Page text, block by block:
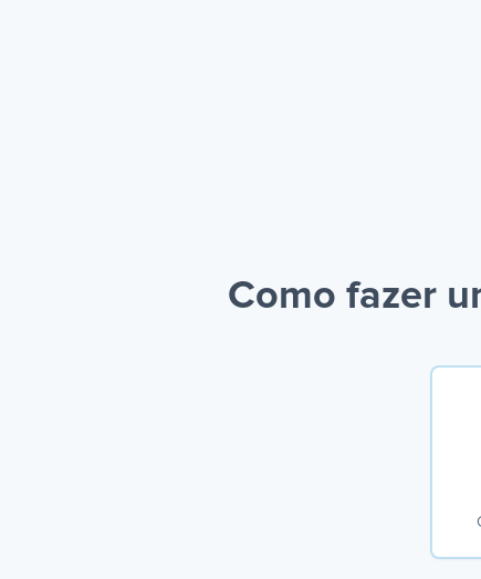
Como fazer